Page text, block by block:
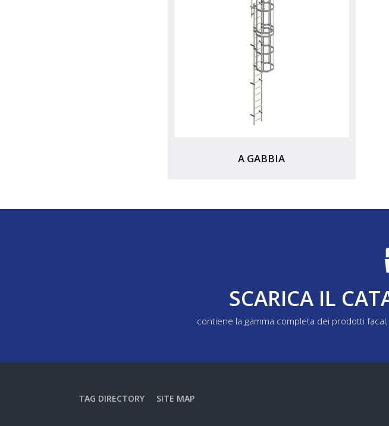
A GABBIA
SCARICA IL
contiene la gamma completa dei prodotti
TAG DIRECTORY SITE MAP